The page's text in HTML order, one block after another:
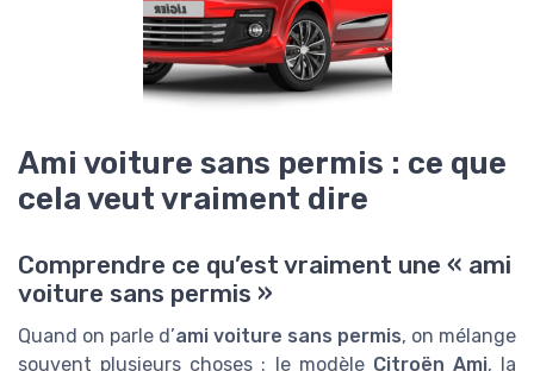
Ami voiture sans permis : ce que
cela veut vraiment dire
Comprendre ce qu’est vraiment une « ami
voiture sans permis »
Quand on parle d’ami voiture sans permis, on mélange
souvent plusieurs choses : le modèle Citroën Ami, la